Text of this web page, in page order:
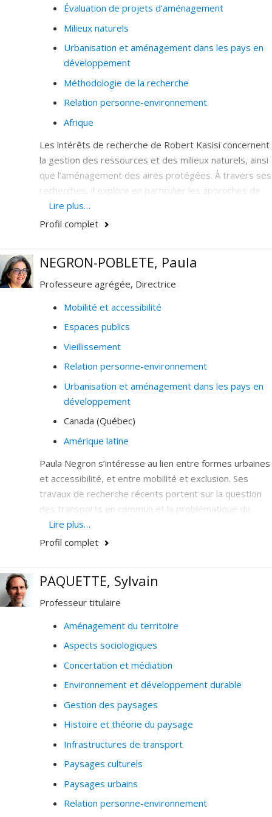
tirer des bénéfices multiples pour la population
collaborer à coconcevoir des IVB appréciées des
populations.
Évaluation de projets d'aménagement
Milieux naturels
Urbanisation et aménagement dans les pays en
développement
Méthodologie de la recherche
Relation personne-environnement
Afrique
Les intérêts de recherche de Robert Kasisi concernent
la gestion des ressources et des milieux naturels, ainsi
que l’aménagement des aires protégées. À travers ses
recherches, il explore en particulier les approches de
planification participative des projets d’aménagement
dans les pays en développement, notamment dans le
méthodologies de recherche et à l’évaluation
environnementale et sociale.
Lire plus…
Profil complet
NEGRON-POBLETE, Paula
Professeure agrégée, Directrice
Mobilité et accessibilité
Espaces publics
Vieillissement
Relation personne-environnement
Urbanisation et aménagement dans les pays en
développement
Canada (Québec)
Amérique latine
Paula Negron s’intéresse au lien entre formes urbaines
et accessibilité, et entre mobilité et exclusion. Ses
travaux de recherche récents portent sur la question
des transports en commun et la problématique du
vieillissement des populations, notamment dans les
territoires de banlieue de la région de Montréal. Elle
Lire plus…
Profil complet
PAQUETTE, Sylvain
Professeur titulaire
Aménagement du territoire
Aspects sociologiques
Concertation et médiation
Environnement et développement durable
Gestion des paysages
Histoire et théorie du paysage
Infrastructures de transport
Paysages culturels
Paysages urbains
Relation personne-environnement